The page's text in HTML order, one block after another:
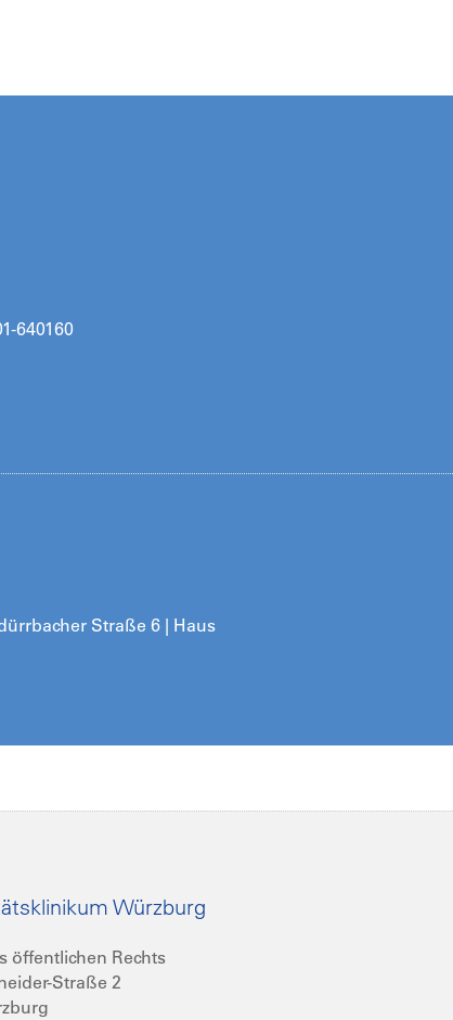
640160
Straße 6 | Haus
Würzburg
öffentlichen Rechts
Straße 2